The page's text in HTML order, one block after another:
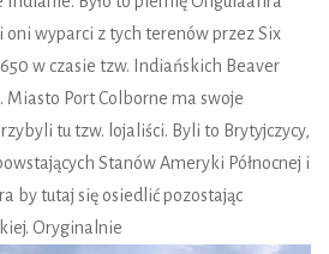
wyparci z tych terenów przez Six
w czasie tzw. Indiańskich Beaver
Miasto Port Colborne ma swoje
tu tzw. lojaliści. Byli to Brytyjczycy,
Stanów Ameryki Północnej i
by tutaj się osiedlić pozostając
Oryginalnie